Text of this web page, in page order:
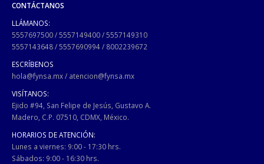
CONTÁCTANOS
LLÁMANOS:
5557697500/5557149400/5557149310
5557143648/5557690994/ 8002239672
ESCRÍBENOS
hola@fynsa.mx/ atencion@fynsa.mx
VISÍTANOS:
Ejido #94, San Felipe de Jesús, Gustavo A.
Madero, C.P. 07510, CDMX, México.
HORARIOS DE ATENCIÓN:
Lunes a viernes: 9:00 - 17:30 hrs.
Sábados: 9:00 - 16:30 hrs.